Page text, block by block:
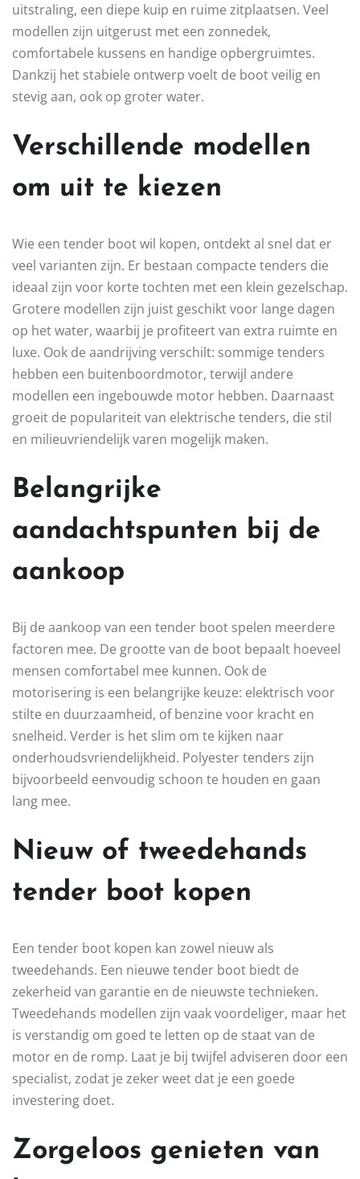
uitstraling, een diepe kuip en ruime zitplaatsen. Veel
modellen zijn uitgerust met een zonnedek,
comfortabele kussens en handige opbergruimtes.
Dankzij het stabiele ontwerp voelt de boot veilig en
stevig aan, ook op groter water.
Verschillende modellen
om uit te kiezen
Wie een tender boot wil kopen, ontdekt al snel dat er
veel varianten zijn. Er bestaan compacte tenders die
ideaal zijn voor korte tochten met een klein gezelschap.
Grotere modellen zijn juist geschikt voor lange dagen
op het water, waarbij je profiteert van extra ruimte en
luxe. Ook de aandrijving verschilt: sommige tenders
hebben een buitenboordmotor, terwijl andere
modellen een ingebouwde motor hebben. Daarnaast
groeit de populariteit van elektrische tenders, die stil
en milieuvriendelijk varen mogelijk maken.
Belangrijke
aandachtspunten bij de
aankoop
Bij de aankoop van een tender boot spelen meerdere
factoren mee. De grootte van de boot bepaalt hoeveel
mensen comfortabel mee kunnen. Ook de
motorisering is een belangrijke keuze: elektrisch voor
stilte en duurzaamheid, of benzine voor kracht en
snelheid. Verder is het slim om te kijken naar
onderhoudsvriendelijkheid. Polyester tenders zijn
bijvoorbeeld eenvoudig schoon te houden en gaan
lang mee.
Nieuw of tweedehands
tender boot kopen
Een tender boot kopen kan zowel nieuw als
tweedehands. Een nieuwe tender boot biedt de
zekerheid van garantie en de nieuwste technieken.
Tweedehands modellen zijn vaak voordeliger, maar het
is verstandig om goed te letten op de staat van de
motor en de romp. Laat je bij twijfel adviseren door een
specialist, zodat je zeker weet dat je een goede
investering doet.
Zorgeloos genieten van